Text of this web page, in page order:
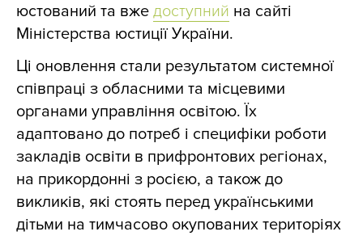
юстований та вже доступний на сайті
Міністерства юстиції України.
Ці оновлення стали результатом системної
співпраці з обласними та місцевими
органами управління освітою. Їх
адаптовано до потреб і специфіки роботи
закладів освіти в прифронтових регіонах,
на прикордонні з росією, а також до
викликів, які стоять перед українськими
дітьми на тимчасово окупованих територіях